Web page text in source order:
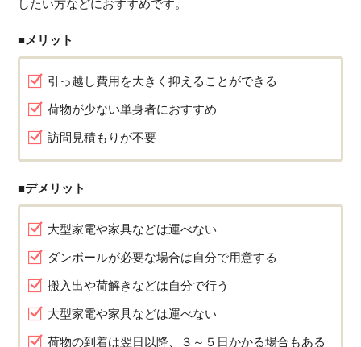
したい方などにおすすめです。
■メリット
引っ越し費用を大きく抑えることができる
荷物が少ない単身者におすすめ
訪問見積もりが不要
■デメリット
大型家電や家具などは運べない
ダンボールが必要な場合は自分で用意する
搬入出や荷解きなどは自分で行う
大型家電や家具などは運べない
荷物の到着は翌日以降、３～５日かかる場合もある